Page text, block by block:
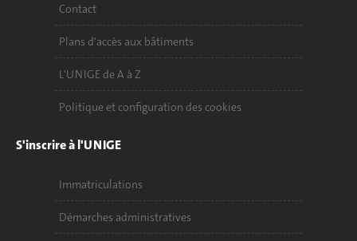
Contact
Plans d'accès aux bâtiments
L'UNIGE de A à Z
Politique et configuration des cookies
S'inscrire à l'UNIGE
Immatriculations
Démarches administratives